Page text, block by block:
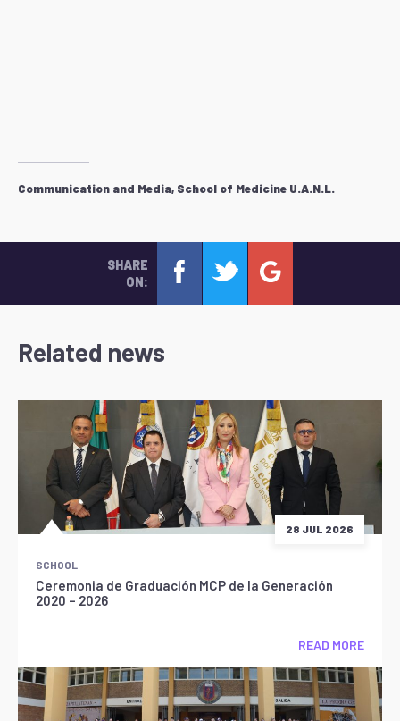
Communication and Media, School of Medicine U.A.N.L.
SHARE
ON:
Related news
28 JUL 2026
SCHOOL
Ceremonia de Graduación MCP de la Generación
2020 – 2026
READ MORE